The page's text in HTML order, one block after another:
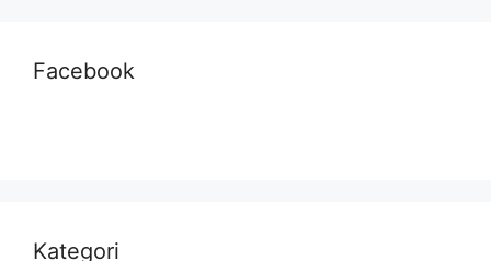
Facebook
Kategori